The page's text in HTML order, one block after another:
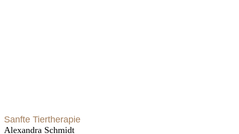
Sanfte Tiertherapie
Alexandra Schmidt